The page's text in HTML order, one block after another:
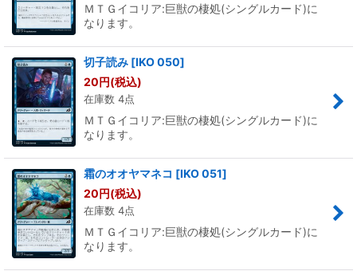
ＭＴＧイコリア:巨獣の棲処(シングルカード)に
なります。
切子読み [IKO 050]
20円(税込)
在庫数 4点
ＭＴＧイコリア:巨獣の棲処(シングルカード)に
なります。
霜のオオヤマネコ [IKO 051]
20円(税込)
在庫数 4点
ＭＴＧイコリア:巨獣の棲処(シングルカード)に
なります。